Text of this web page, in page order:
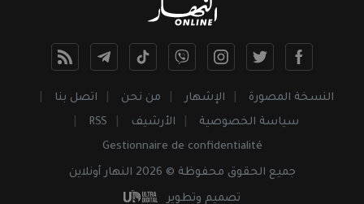
النسخة المصورة الإشهار من نحن
اتصل بنا
سياسة الخصوصية
الأرشيف
RSS
Gestionnaire de confidentialité
جميع الحقوق محفوظة © 2026 النهار أونلاين
تصميم وتطوير